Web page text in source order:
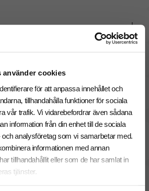
använder cookies
för att anpassa innehållet och
tillhandahålla funktioner för sociala
vår trafik. Vi vidarebefordrar även sådana
information från din enhet till de sociala
analysföretag som vi samarbetar med.
informationen med annan
tillhandahållit eller som de har samlat in
tjänster.
Beräknad leveranstid:
arbetsdagar
Snabbare leverans? Kontakta oss.